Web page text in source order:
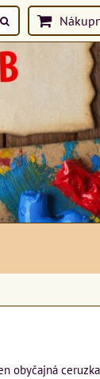
obyčajná